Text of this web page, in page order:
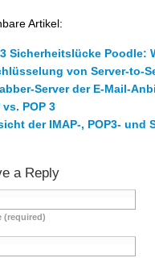
Artikel:
Sicherheitslücke Poodle:
von Server-to-
Server der E-Mail-
vs. POP 3
der IMAP-, POP3- und
a Reply
(required)